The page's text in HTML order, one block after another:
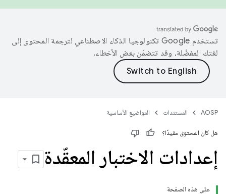
تستخدم Google تكنولوجيا الذكاء الاصطناعي لترجمة المحتوى إلى
لغتك المفضّلة، وقد تتضمّن بعض الأخطاء.
AOSP المستندات المواضيع الأساسية
هل كان المحتوى مفيدًا؟
إعدادات الاختبار المعقّدة
على هذه الصفحة